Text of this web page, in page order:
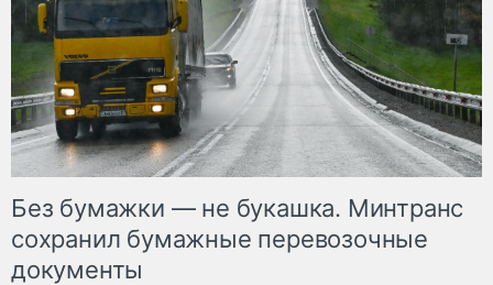
Без бумажки — не букашка. Минтранс
сохранил бумажные перевозочные
документы